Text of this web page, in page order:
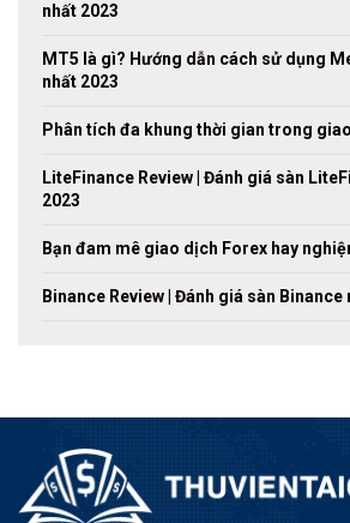
nhất 2023
MT5 là gì? Hướng dẫn cách sử dụng
nhất 2023
Phân tích đa khung thời gian trong
LiteFinance Review | Đánh giá sàn
2023
Bạn đam mê giao dịch Forex hay
Binance Review | Đánh giá sàn Binance